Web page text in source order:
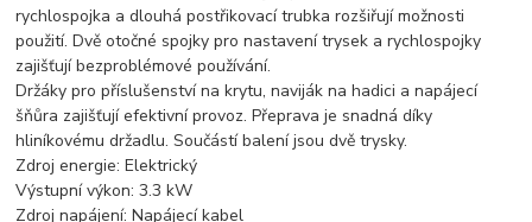
rychlospojka a dlouhá postřikovací trubka rozšiřují možnosti
použití. Dvě otočné spojky pro nastavení trysek a rychlospojky
zajišťují bezproblémové používání.
Držáky pro příslušenství na krytu, naviják na hadici a napájecí
šňůra zajišťují efektivní provoz. Přeprava je snadná díky
hliníkovému držadlu. Součástí balení jsou dvě trysky.
Zdroj energie: Elektrický
Výstupní výkon: 3.3 kW
Zdroj napájení: Napájecí kabel